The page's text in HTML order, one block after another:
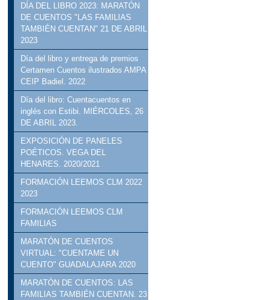
DÍA DEL LIBRO 2023: MARATÓN
DE CUENTOS "LAS FAMILIAS
TAMBIÉN CUENTAN" 21 DE ABRIL
2023
Día del libro y entrega de premios
Certamen Cuentos ilustrados AMPA
CEIP Badiel. 2022
Día del libro: Cuentacuentos en
inglés con Estibi. MIÉRCOLES, 26
DE ABRIL 2023.
EXPOSICIÓN DE PANELES
POÉTICOS. VEGA DEL
HENARES. 2020/2021
FORMACIÓN LEEMOS CLM 2022
2023
FORMACIÓN LEEMOS CLM
FAMILIAS
MARATÓN DE CUENTOS
VIRTUAL: "CUENTAME UN
CUENTO" GUADALAJARA 2020
MARATÓN DE CUENTOS: LAS
FAMILIAS TAMBIÉN CUENTAN. 23